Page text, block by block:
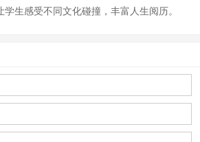
生感受不同文化碰撞，丰富人生阅历。